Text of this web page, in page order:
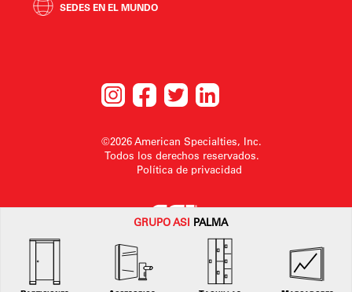
GRUPOASI PALMA
SEDES EN EL MUNDO
©2026 American Specialties, Inc.
Todos los derechos reservados.
Política de privacidad
American SpecialtiesInc. se reserva el derecho a realizar cambios en el
diseño o a retirarlo sin previo aviso.